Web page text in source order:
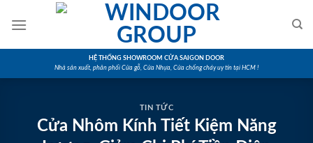
HỆ THỐNG SHOWROOM CỬA SAIGON DOOR
Nhà sản xuất, phân phối Cửa gỗ, Cửa Nhựa, Cửa chống cháy uy tín tại HCM !
TIN TỨC
Cửa Nhôm Kính Tiết Kiệm Năng